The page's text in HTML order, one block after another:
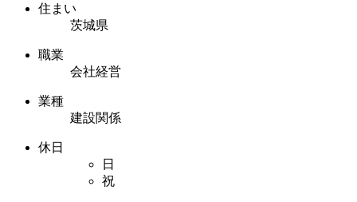
住まい
茨城県
職業
会社経営
業種
建設関係
休日
日
祝